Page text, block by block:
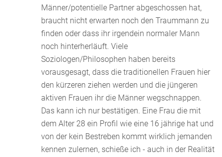
Männer/potentielle Partner abgeschossen hat,
braucht nicht erwarten noch den Traummann zu
finden oder dass ihr irgendein normaler Mann
noch hinterherläuft. Viele
Soziologen/Philosophen haben bereits
vorausgesagt, dass die traditionellen Frauen hier
den kürzeren ziehen werden und die jüngeren
aktiven Frauen ihr die Männer wegschnappen.
Das kann ich nur bestätigen. Eine Frau die mit
dem Alter 28 ein Profil wie eine 16 jährige hat und
von der kein Bestreben kommt wirklich jemanden
kennen zulernen, schieße ich - auch in der Realität